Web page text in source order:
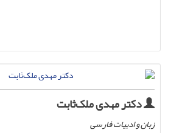
دکتر مهدی ملک‌ثابت
زبان و ادبیات فارسی